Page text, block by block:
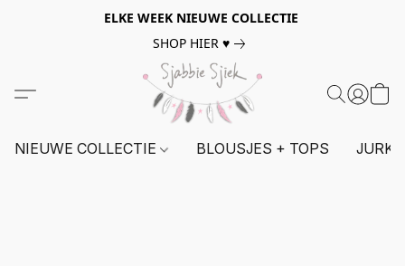
ELKE WEEK NIEUWE COLLECTIE
SHOP HIER ♥
NIEUWE COLLECTIE BLOUSJES + TOPS